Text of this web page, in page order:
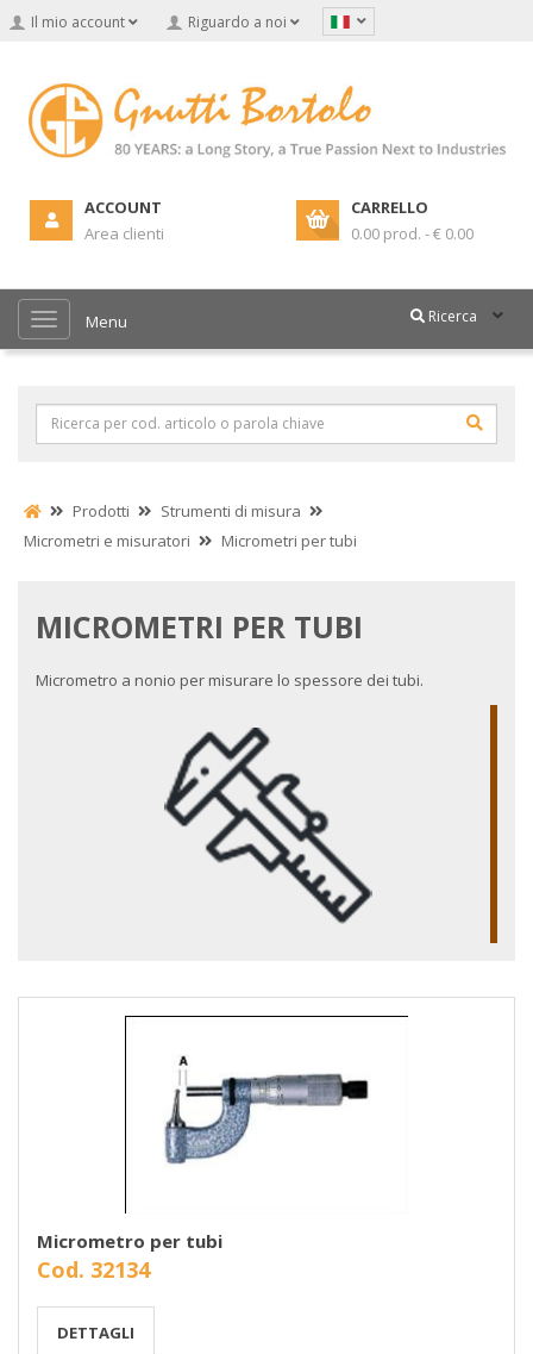
Il mio account Riguardo a noi
ACCOUNT
Area clienti
CARRELLO
0.00 prod. - € 0.00
Menu Ricerca
Prodotti
Strumenti di misura
Micrometri e misuratori
Micrometri per tubi
MICROMETRI PER TUBI
Micrometro a nonio per misurare lo spessore dei tubi.
Micrometro per tubi
Cod. 32134
DETTAGLI